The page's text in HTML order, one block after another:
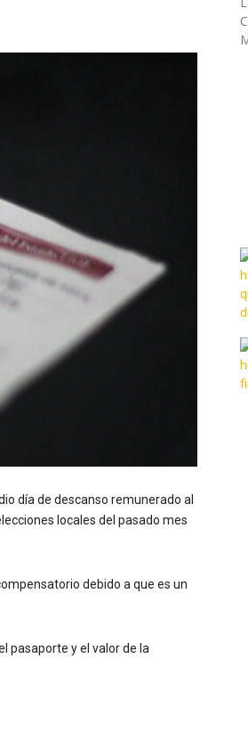
día de descanso remunerado al
locales del pasado mes
debido a que es un
pasaporte y el valor de la